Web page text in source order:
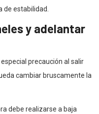
de estabilidad.
y adelantar
precaución al salir
cambiar bruscamente la
debe realizarse a baja